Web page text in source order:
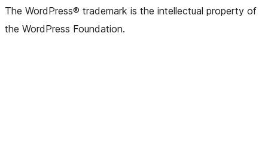
The WordPress® trademark is the intellectual property of
the WordPress Foundation.